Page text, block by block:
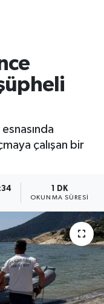
çalışan bir
1 DK
OKUNMA SÜRESI